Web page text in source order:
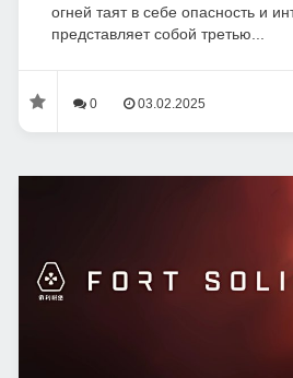
огней таят в себе опасность и
представляет собой третью...
0 03.02.2025